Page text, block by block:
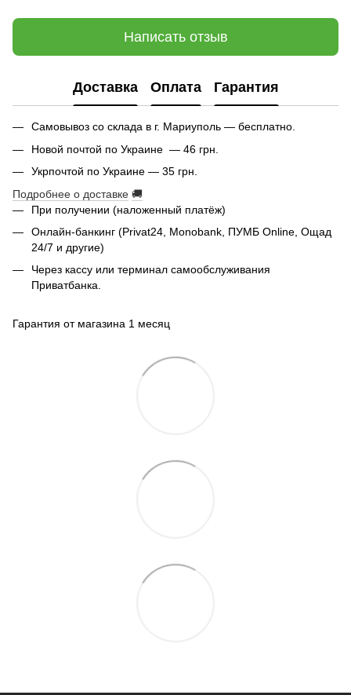
Написать отзыв
Доставка Оплата Гарантия
Самовывоз со склада в г. Мариуполь — бесплатно.
Новой почтой по Украине — 46 грн.
Укрпочтой по Украине — 35 грн.
Подробнее о доставке 🚚
При получении (наложенный платёж)
Онлайн-банкинг (Privat24, Monobank, ПУМБ Online, Ощад
24/7 и другие)
Через кассу или терминал самообслуживания
Приватбанка.
Гарантия от магазина 1 месяц